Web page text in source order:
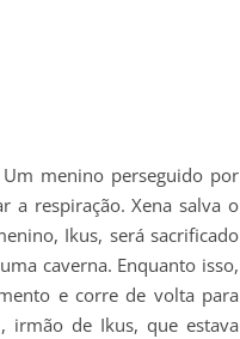
menino perseguido por
a respiração. Xena salva o
Ikus, será sacrificado
caverna. Enquanto isso,
e corre de volta para
irmão de Ikus, que estava